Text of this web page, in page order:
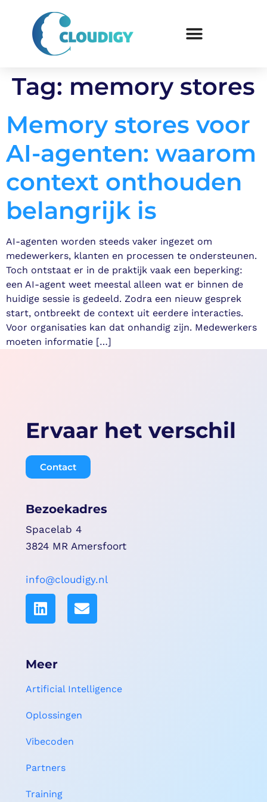
Tag: memory stores
Memory stores voor
AI-agenten: waarom
context onthouden
belangrijk is
AI-agenten worden steeds vaker ingezet om
medewerkers, klanten en processen te ondersteunen.
Toch ontstaat er in de praktijk vaak een beperking:
een AI-agent weet meestal alleen wat er binnen de
huidige sessie is gedeeld. Zodra een nieuw gesprek
start, ontbreekt de context uit eerdere interacties.
Voor organisaties kan dat onhandig zijn. Medewerkers
moeten informatie […]
Ervaar het verschil
Contact
Bezoekadres
Spacelab 4
3824 MR Amersfoort
info@cloudigy.nl
Meer
Artificial Intelligence
Oplossingen
Vibecoden
Partners
Training